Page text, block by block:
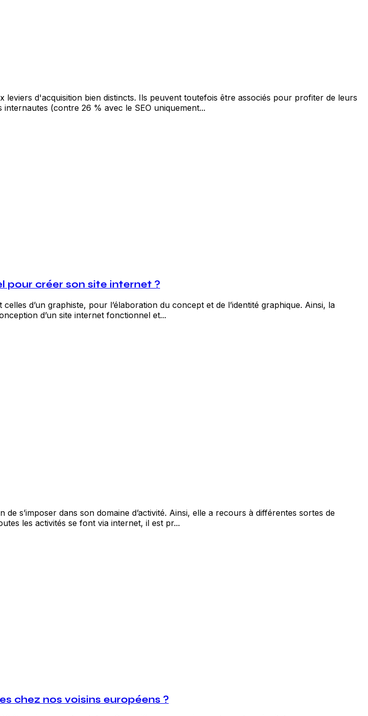
d'acquisition bien distincts. Ils peuvent toutefois être associés pour profiter de leurs
(contre 26 % avec le SEO uniquement...
pour créer son site internet ?
d’un graphiste, pour l’élaboration du concept et de l’identité graphique. Ainsi, la
d’un site internet fonctionnel et...
s’imposer dans son domaine d’activité. Ainsi, elle a recours à différentes sortes de
les activités se font via internet, il est pr...
chez nos voisins européens ?